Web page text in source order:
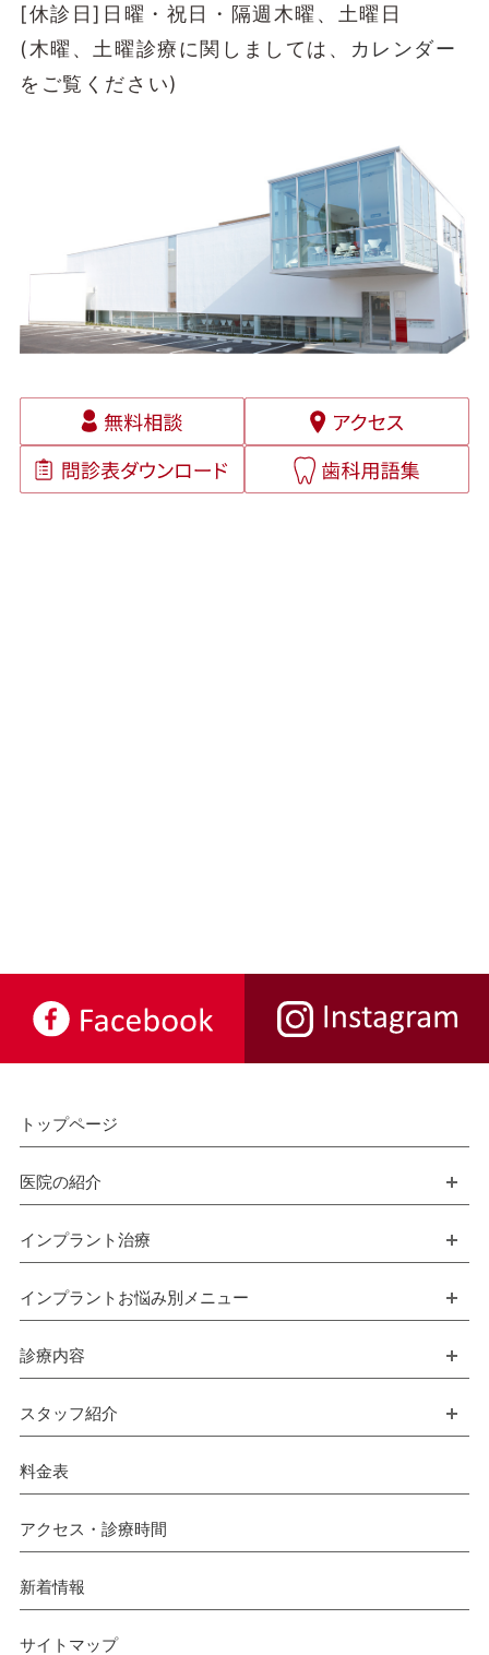
[休診日]日曜・祝日・隔週木曜、土曜日
(木曜、土曜診療に関しましては、
カレンダー
をご覧ください)
トップページ
医院の紹介
インプラント治療
インプラントお悩み別メニュー
診療内容
スタッフ紹介
料金表
アクセス・診療時間
新着情報
サイトマップ